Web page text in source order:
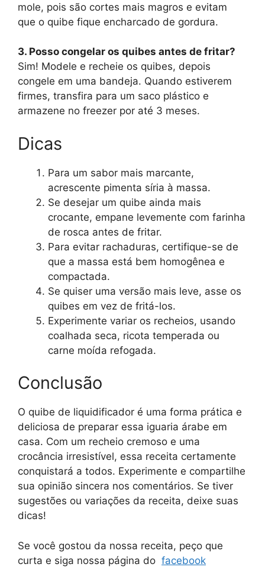
mole, pois são cortes mais magros e evitam
que o quibe fique encharcado de gordura.
3. Posso congelar os quibes antes de fritar?
Sim! Modele e recheie os quibes, depois
congele em uma bandeja. Quando estiverem
firmes, transfira para um saco plástico e
armazene no freezer por até 3 meses.
Dicas
Para um sabor mais marcante,
acrescente pimenta síria à massa.
Se desejar um quibe ainda mais
crocante, empane levemente com farinha
de rosca antes de fritar.
Para evitar rachaduras, certifique-se de
que a massa está bem homogênea e
compactada.
Se quiser uma versão mais leve, asse os
quibes em vez de fritá-los.
Experimente variar os recheios, usando
coalhada seca, ricota temperada ou
carne moída refogada.
Conclusão
O quibe de liquidificador é uma forma prática e
deliciosa de preparar essa iguaria árabe em
casa. Com um recheio cremoso e uma
crocância irresistível, essa receita certamente
conquistará a todos. Experimente e compartilhe
sua opinião sincera nos comentários. Se tiver
sugestões ou variações da receita, deixe suas
dicas!
Se você gostou da nossa receita, peço que
curta e siga nossa página do facebook